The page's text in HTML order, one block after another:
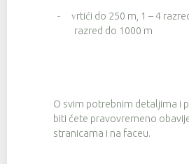
- V rtići do 250 m, 1 – 4
razred do 1000 m
O svim potrebnim detaljima i
biti ćete pravovremeno
stranicama i na faceu.